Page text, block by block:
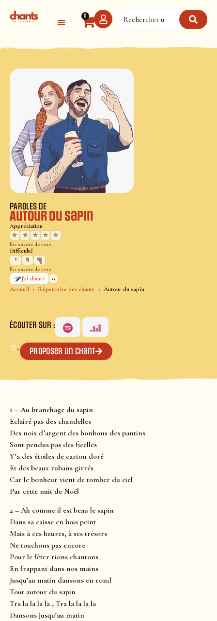
0
Accueil Répertoire des chants Autour du sapin
PAROLES DE
Autour du sapin
Appréciation
★
★ ★ ★ ★
Pas encore de vote
Difficulté
Pas encore de vote
J’ai chanté
0
ÉCOUTER SUR :
♡+ Proposer un chant
1 – Au branchage du sapin
Éclairé pas des chandelles
Des noix d’argent des bonbons des pantins
Sont pendus pas des ficelles
Y’a des étoiles de carton doré
Et des beaux rubans givrés
Car le bonheur vient de tomber du ciel
Par cette nuit de Noël
2 – Ah comme il est beau le sapin
Dans sa caisse en bois peint
Mais à ces heures, à ses trésors
Ne touchons pas encore
Pour le fêter rions chantons
En frappant dans nos mains
Jusqu’au matin dansons en rond
Tout autour du sapin
Tra la la la la , Tra la la la la
Dansons jusqu’au matin